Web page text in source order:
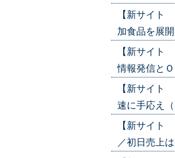
【新サイト
加食品を展
【新サイト
情報発信と
【新サイ
速に手応え
【新サイ
／初日売上